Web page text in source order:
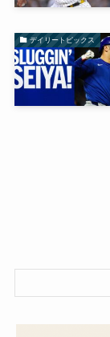
デイリートピックス